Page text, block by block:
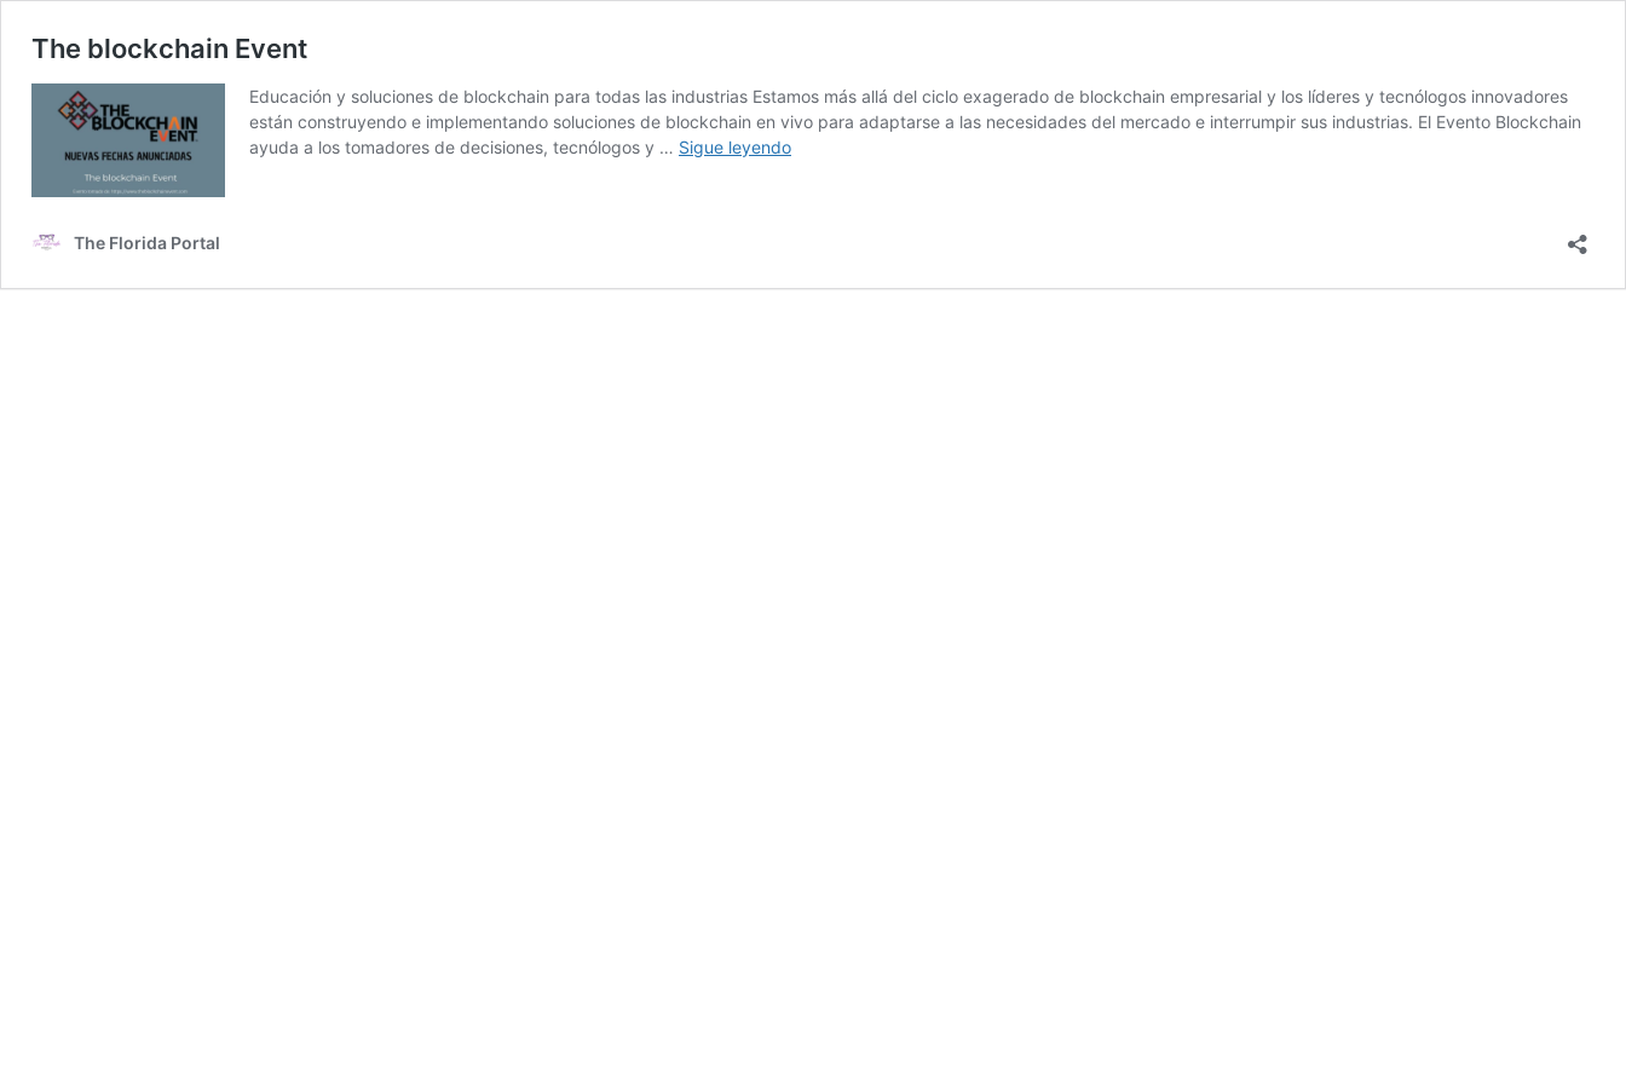
The blockchain Event
Educación y soluciones de blockchain para todas las industrias Estamos más allá del ciclo exagerado de blockchain empresarial y los líderes y tecnólogos innovadores
están construyendo e implementando soluciones de blockchain en vivo para adaptarse a las necesidades del mercado e interrumpir sus industrias. El Evento Blockchain
ayuda a los tomadores de decisiones, tecnólogos y … Sigue leyendoThe
The Florida Portal